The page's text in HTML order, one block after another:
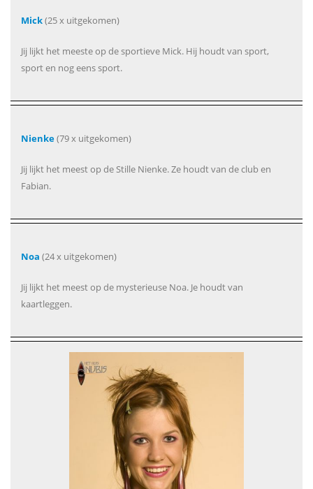
Mick(25 x uitgekomen)
Jij lijkt het meeste op de sportieve Mick. Hij houdt van sport,
sport en nog eens sport.
Nienke(79 x uitgekomen)
Jij lijkt het meest op de Stille Nienke. Ze houdt van de club en
Fabian.
Noa (24 x uitgekomen)
Jij lijkt het meest op de mysterieuse Noa. Je houdt van
kaartleggen.